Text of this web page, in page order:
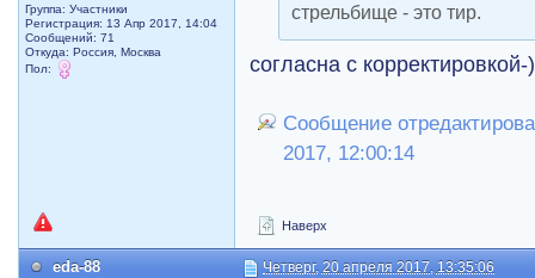
Группа: Участники
Регистрация: 13 Апр 2017, 14:04
Сообщений: 71
Откуда: Россия, Москва
Пол:
стрельбище - это тир.
согласна с корректировкой-)
Сообщение
2017, 12:00:14
Наверх
eda-88 Четверг, 20 апреля 2017, 13:35:06